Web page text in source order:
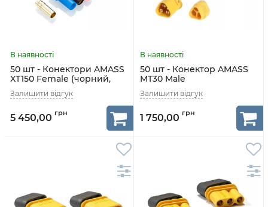
50 шт - Конектори AMASS
XT150 Female (чорний,
червоний, синій)
5 450,00
50 шт - Конектор AMASS
MT30 Male
1 750,00